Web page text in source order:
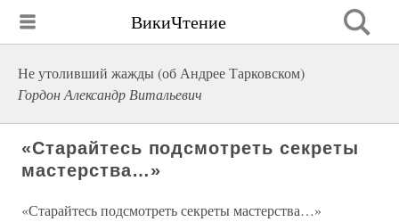
ВикиЧтение
Не утоливший жажды (об Андрее Тарковском)
Гордон Александр Витальевич
«Старайтесь подсмотреть секреты
мастерства…»
«Старайтесь подсмотреть секреты мастерства…»